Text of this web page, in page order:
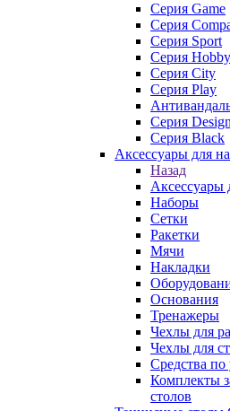
Серия Game
Серия
Серия Sport
Серия Hobby
Серия City
Серия Play
Серия Design
Серия Black
Аксессуары для
Назад
Аксессуары
Наборы
Сетки
Ракетки
Мячи
Накладки
Основания
Тренажеры
Чехлы для
Чехлы для
Средства по
Комплекты
столов